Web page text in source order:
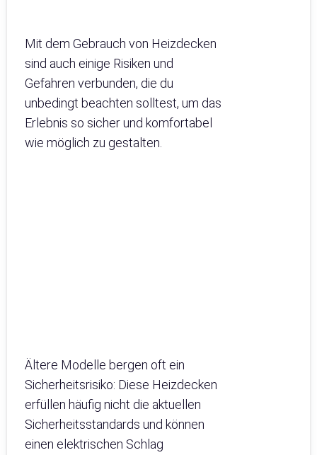
Mit dem Gebrauch von Heizdecken
sind auch einige Risiken und
Gefahren verbunden, die du
unbedingt beachten solltest, um das
Erlebnis so sicher und komfortabel
wie möglich zu gestalten.
Ältere Modelle bergen oft ein
Sicherheitsrisiko: Diese Heizdecken
erfüllen häufig nicht die aktuellen
Sicherheitsstandards und können
einen elektrischen Schlag